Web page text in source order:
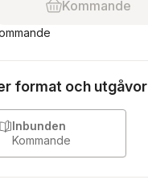
Kommande
format och utgåvor
Inbunden
Kommande